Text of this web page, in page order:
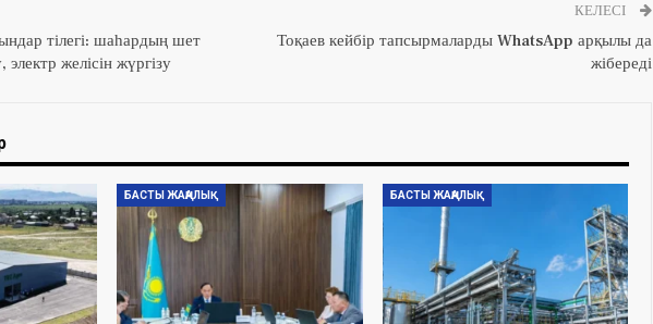
тілегі: шаһардың шет
электр желісін жүргізу
КЕЛЕСІ
Тоқаев кейбір тапсырмаларды WhatsApp арқылы да
жібереді
БАСТЫ ЖАҢАЛЫҚ БАСТЫ ЖАҢАЛЫҚ